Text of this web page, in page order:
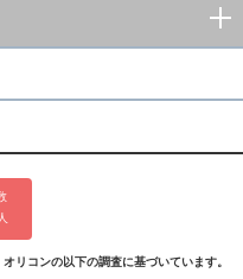
リコンの以下の調査に基づいています。